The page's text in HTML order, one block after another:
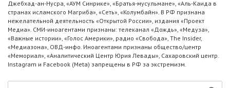
Джебхад-ан-Нусра, «АУМ Синрике», «Братья-мусульмане», «Аль-Каида в
странах исламского Магриба», «Сеть», «Колумбайн». В РФ признана
нежелательной деятельность «Открытой России», издания «Проект
Медиа». СМИ-иноагентами признаны: телеканал «Дождь», «Медуза»,
«Важные истории», «Голос Америки», радио «Свобода», The Insider,
«Медиазона», ОВД-инфо. Иноагентами признаны общество/центр
«Мемориал», «Аналитический Центр Юрия Левады», Сахаровский центр.
Instagram и Facebook (Metа) запрещены в РФ за экстремизм.